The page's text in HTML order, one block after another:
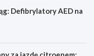
Defibrylatory AED na